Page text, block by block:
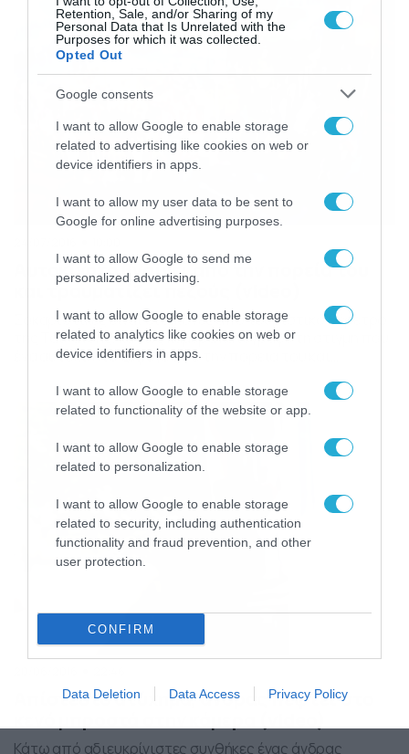
Retention, Sale, and/or Sharing of my
Personal Data that Is Unrelated with the
Purposes for which it was collected.
Opted Out
Google consents
I want to allow Google to enable storage
related to advertising like cookies on web or
device identifiers in apps.
I want to allow my user data to be sent to
Google for online advertising purposes.
I want to allow Google to send me
personalized advertising.
I want to allow Google to enable storage
related to analytics like cookies on web or
device identifiers in apps.
I want to allow Google to enable storage
related to functionality of the website or app.
I want to allow Google to enable storage
related to personalization.
I want to allow Google to enable storage
related to security, including authentication
functionality and fraud prevention, and other
user protection.
CONFIRM
Data Deletion Data Access Privacy Policy
Αυτοκίνητο βγαίνει από την πορεία του
και τραυματίζει πεζούς (video)
Σοκαριστικές είναι οι εικόνες από τουριστικό θέρετρο
της Ταϊλάνδης, καθώς κάμερα κατέγραψε τη στιγμή που
ένα αυτοκίνητο ξέφυγε από την πορεία του και
συγκλονιστικές και μόνο από θαύμα δεν υπήρξαν
νεκροί, με τις πληροφορίες να αναφέρουν έξι
Απίστευτο ατύχημα, άνδρας πέφτει στο
Κάτω από αδιευκρίνιστες συνθήκες ένας άνδρας